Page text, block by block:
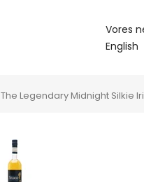
Vores
English
The Legendary Midnight Silkie